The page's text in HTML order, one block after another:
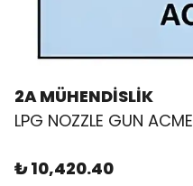
2A MÜHENDİSLİK
LPG NOZZLE GUN ACME
₺ 10,420.40